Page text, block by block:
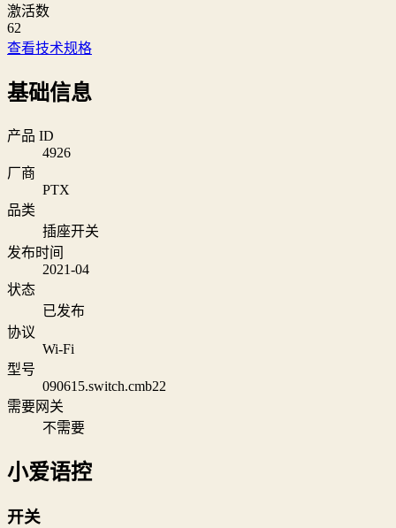
激活数
62
查看技术规格
基础信息
产品 ID
4926
厂商
PTX
品类
插座开关
发布时间
2021-04
状态
已发布
协议
Wi‑Fi
型号
090615.switch.cmb22
需要网关
不需要
小爱语控
开关